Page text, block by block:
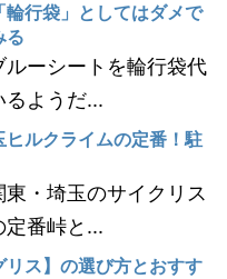
行袋」としてはダメで
る
ルーシートを輪行袋代
るようだ...
ルクライムの定番！駐
・埼玉のサイクリス
定番峠と...
リス】の選び方とおすす